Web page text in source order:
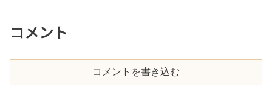
コメント
コメントを書き込む